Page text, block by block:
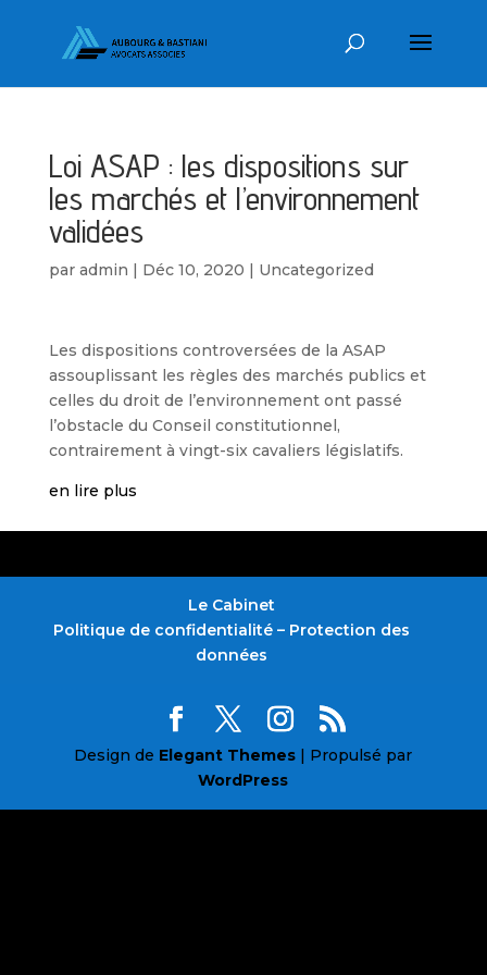
Loi ASAP : les dispositions sur
les marchés et l’environnement
validées
par admin | Déc 10, 2020 | Uncategorized
Les dispositions controversées de la ASAP
assouplissant les règles des marchés publics et
celles du droit de l’environnement ont passé
l’obstacle du Conseil constitutionnel,
contrairement à vingt-six cavaliers législatifs.
en lire plus
Le Cabinet
Politique de confidentialité – Protection des
données
Design de Elegant Themes | Propulsé par
WordPress